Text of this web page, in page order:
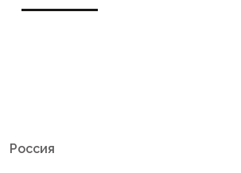
Россия